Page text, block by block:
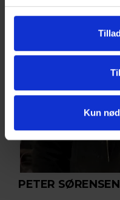
Kun
PETER SØRENSEN